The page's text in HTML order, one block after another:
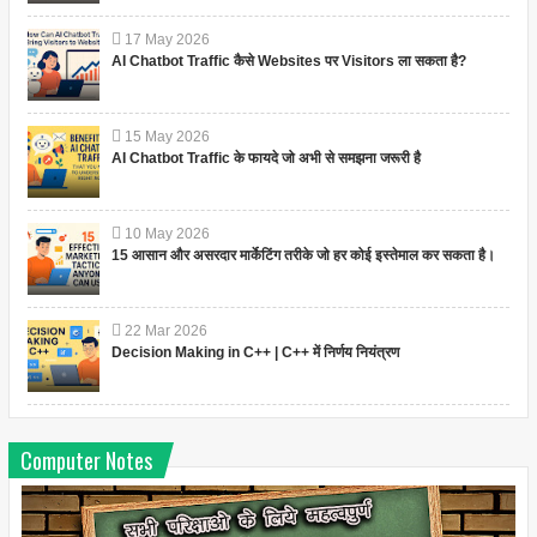
17 May 2026
AI Chatbot Traffic कैसे Websites पर Visitors ला सकता है?
15 May 2026
AI Chatbot Traffic के फायदे जो अभी से समझना जरूरी है
10 May 2026
15 आसान और असरदार मार्केटिंग तरीके जो हर कोई इस्तेमाल कर सकता है।
22 Mar 2026
Decision Making in C++ | C++ में निर्णय नियंत्रण
Computer Notes